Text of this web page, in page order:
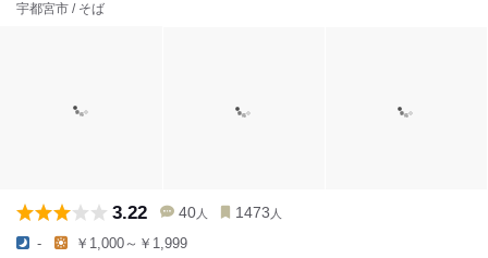
宇都宮市 / そば
3.22 40 人 1473 人
- ￥1,000～￥1,999